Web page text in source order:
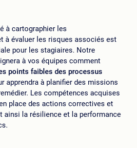
à cartographier les
à évaluer les risques associés est
pour les stagiaires. Notre
à vos équipes comment
points faibles des processus
apprendra à planifier des missions
Les compétences acquises
place des actions correctives et
ainsi la résilience et la performance